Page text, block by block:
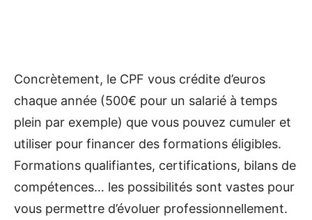
Concrètement, le CPF vous crédite d’euros
chaque année (500€ pour un salarié à temps
plein par exemple) que vous pouvez cumuler et
utiliser pour financer des formations éligibles.
Formations qualifiantes, certifications, bilans de
compétences… les possibilités sont vastes pour
vous permettre d’évoluer professionnellement.